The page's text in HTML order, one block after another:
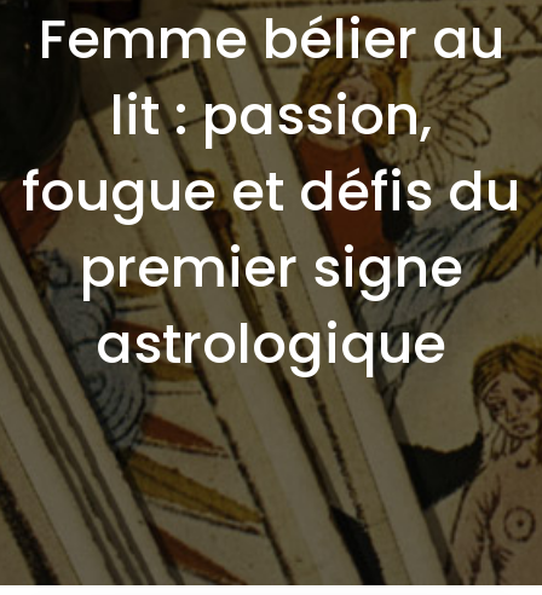
Femme bélier au
lit : passion,
fougue et défis du
premier signe
astrologique